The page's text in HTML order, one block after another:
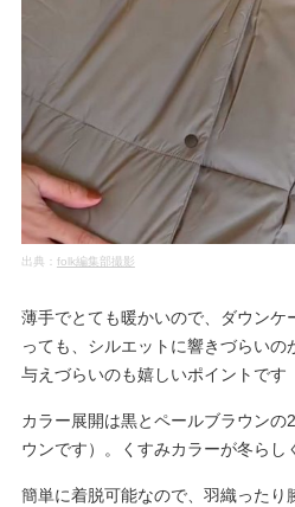
出典： folk編集部撮影
薄手でとても暖かいので、ダウンケ
っても、シルエットに響きづらい
与えづらいのも嬉しいポイントです
カラー展開は黒とペールブラウンの
ウンです）。くすみカラーが冬らし
簡単に着脱可能なので、羽織ったり